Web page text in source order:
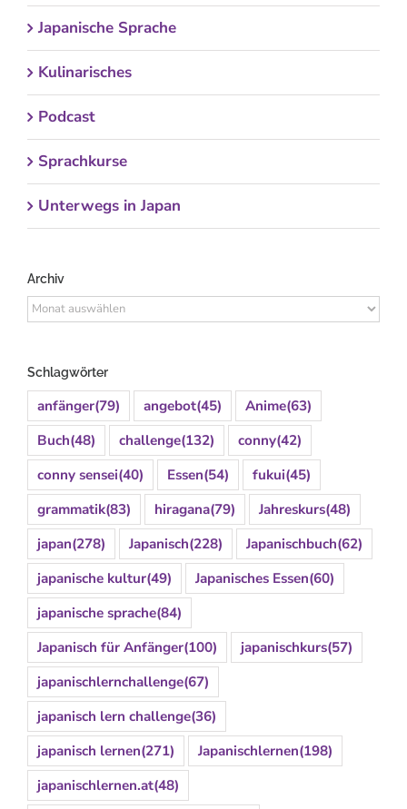
Japanische Sprache
Kulinarisches
Podcast
Sprachkurse
Unterwegs in Japan
Archiv
Archiv
Schlagwörter
anfänger(79) angebot(45) Anime(63)
Buch(48) challenge(132) conny(42)
conny sensei(40) Essen(54) fukui(45)
grammatik(83) hiragana(79) Jahreskurs(48)
japan(278) Japanisch(228) Japanischbuch(62)
japanische kultur(49) Japanisches Essen(60)
japanische sprache(84)
Japanisch für Anfänger(100) japanischkurs(57)
japanischlernchallenge(67)
japanisch lern challenge(36)
japanisch lernen(271) Japanischlernen(198)
japanischlernen.at(48)